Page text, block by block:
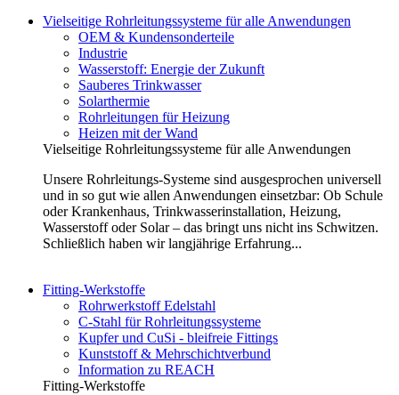
Vielseitige Rohrleitungssysteme für alle Anwendungen
OEM & Kundensonderteile
Industrie
Wasserstoff: Energie der Zukunft
Sauberes Trinkwasser
Solarthermie
Rohrleitungen für Heizung
Heizen mit der Wand
Vielseitige Rohrleitungssysteme für alle Anwendungen
Unsere Rohrleitungs-Systeme sind ausgesprochen universell
und in so gut wie allen Anwendungen einsetzbar: Ob Schule
oder Krankenhaus, Trinkwasserinstallation, Heizung,
Wasserstoff oder Solar – das bringt uns nicht ins Schwitzen.
Schließlich haben wir langjährige Erfahrung...
Fitting-Werkstoffe
Rohrwerkstoff Edelstahl
C-Stahl für Rohrleitungssysteme
Kupfer und CuSi - bleifreie Fittings
Kunststoff & Mehrschichtverbund
Information zu REACH
Fitting-Werkstoffe